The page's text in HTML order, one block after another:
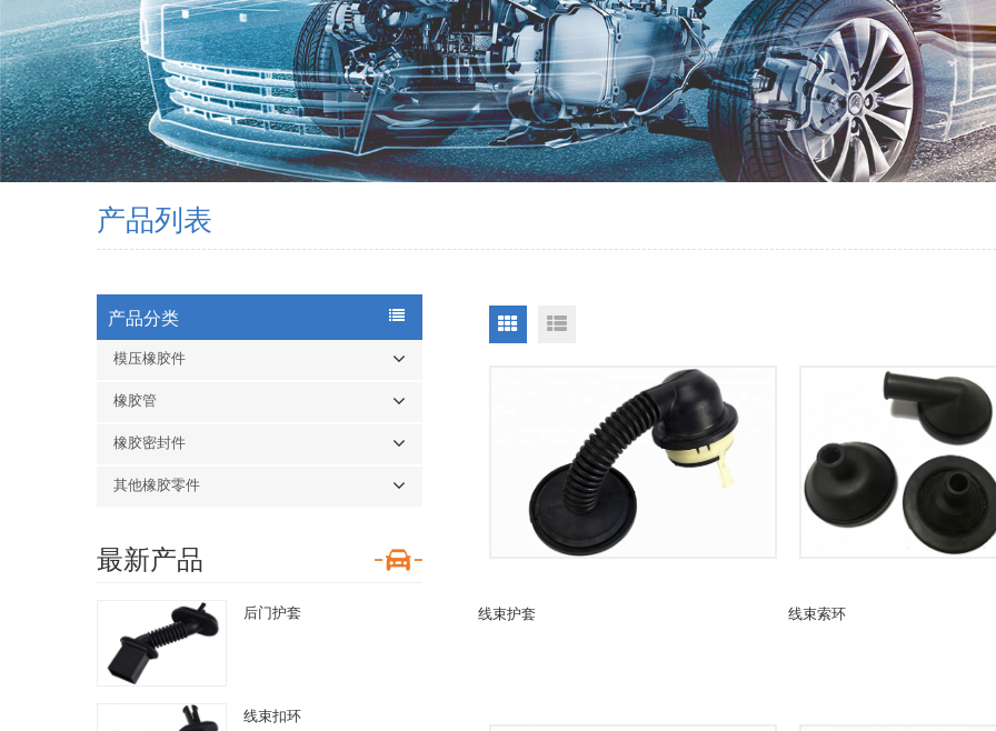
产品列表
产品分类
模压橡胶件
橡胶管
橡胶密封件
其他橡胶零件
最新产品
后门护套
线束扣环
线束护套 线束索环